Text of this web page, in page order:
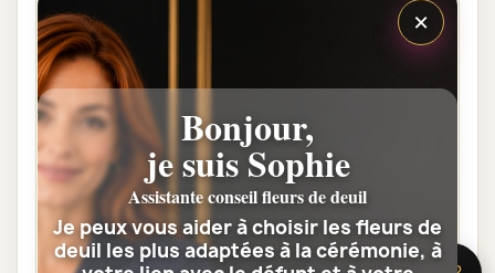
date et l’horaire sont connus. Une
commande anticipée facilite l’organisation
et permet au fleuriste de vérifier les
contraintes du lieu de livraison.
Les fleurs peuvent-elles être livrées
au domicile de la famille ?
Oui. Une composition de condoléances
×
Bonjour,
je suis Sophie
Assistante conseil fleurs de deuil
Je peux vous aider à choisir les fleurs de
deuil les plus adaptées à la cérémonie, à